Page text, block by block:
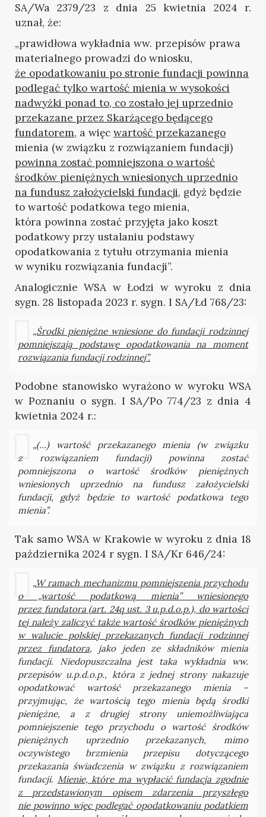
SA/Wa 2379/23 z dnia 25 kwietnia 2024 r.
uznał, że:
„prawidłowa wykładnia ww. przepisów prawa
materialnego prowadzi do wniosku,
że opodatkowaniu po stronie fundacji powinna
podlegać tylko wartość mienia w wysokości
nadwyżki ponad to, co zostało jej uprzednio
przekazane przez Skarżącego będącego
fundatorem, a więc wartość przekazanego
mienia (w związku z rozwiązaniem fundacji)
powinna zostać pomniejszona o wartość
środków pieniężnych wniesionych uprzednio
na fundusz założycielski fundacji, gdyż będzie
to wartość podatkowa tego mienia,
która powinna zostać przyjęta jako koszt
podatkowy przy ustalaniu podstawy
opodatkowania z tytułu otrzymania mienia
w wyniku rozwiązania fundacji”.
Analogicznie WSA w Łodzi w wyroku z dnia
sygn. 28 listopada 2023 r. sygn. I SA/Łd 768/23:
„Środki pieniężne wniesione do fundacji rodzinnej
pomniejszają podstawę opodatkowania na moment
rozwiązania fundacji rodzinnej”.
Podobne stanowisko wyrażono w wyroku WSA
w Poznaniu o sygn. I SA/Po 774/23 z dnia 4
kwietnia 2024 r.:
„(…) wartość przekazanego mienia (w związku
z rozwiązaniem fundacji) powinna zostać
pomniejszona o wartość środków pieniężnych
wniesionych uprzednio na fundusz założycielski
fundacji, gdyż będzie to wartość podatkowa tego
mienia”.
Tak samo WSA w Krakowie w wyroku z dnia 18
października 2024 r sygn. I SA/Kr 646/24:
„W ramach mechanizmu pomniejszenia przychodu
o „wartość podatkową mienia” wniesionego
przez fundatora (art. 24q ust. 3 u.p.d.o.p.), do wartości
tej należy zaliczyć także wartość środków pieniężnych
w walucie polskiej przekazanych fundacji rodzinnej
przez fundatora, jako jeden ze składników mienia
fundacji. Niedopuszczalna jest taka wykładnia ww.
przepisów u.p.d.o.p., która z jednej strony nakazuje
opodatkować wartość przekazanego mienia –
przyjmując, że wartością tego mienia będą środki
pieniężne, a z drugiej strony uniemożliwiająca
pomniejszenie tego przychodu o wartość środków
pieniężnych uprzednio przekazanych, mimo
oczywistego brzmienia przepisu dotyczącego
przekazania świadczenia w związku z rozwiązaniem
fundacji. Mienie, które ma wypłacić fundacja zgodnie
z przedstawionym opisem zdarzenia przyszłego
nie powinno więc podlegać opodatkowaniu podatkiem